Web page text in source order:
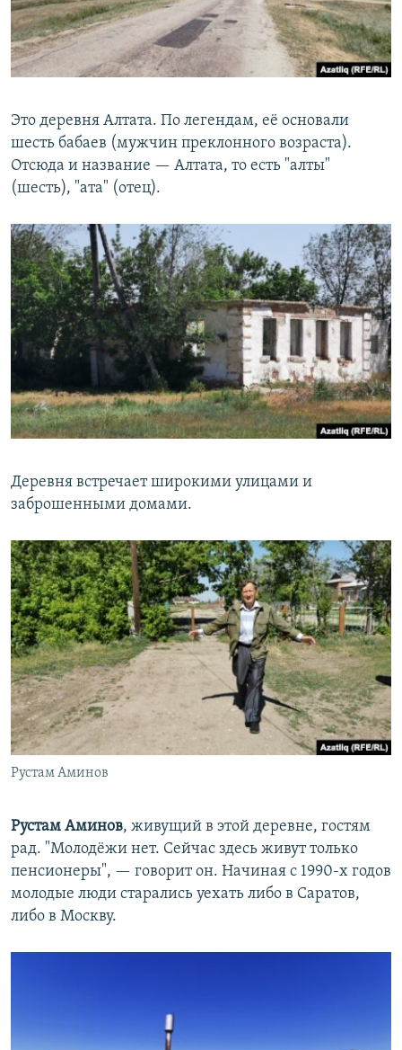
Это деревня Алтата. По легендам, её основали
шесть бабаев (мужчин преклонного возраста).
Отсюда и название — Алтата, то есть "алты"
(шесть), "ата" (отец).
Деревня встречает широкими улицами и
заброшенными домами.
Рустам Аминов
Рустам Аминов, живущий в этой деревне, гостям
рад. "Молодёжи нет. Сейчас здесь живут только
пенсионеры", — говорит он. Начиная с 1990-х годов
молодые люди старались уехать либо в Саратов,
либо в Москву.